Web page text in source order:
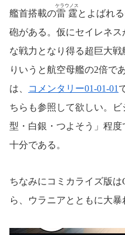
艦首搭載の雷霆
ケラウノス
とよばれ
砲がある。仮にセイレネ
な戦力となり得る超巨大戦
りいうと航空母艦の2倍で
は、
コメンタリー01-01-01
ちらも参照して欲しい。
型・白銀・つよそう」程
十分である。
ちなみにコミカライズ版
ら、ウラニアとともに大暴